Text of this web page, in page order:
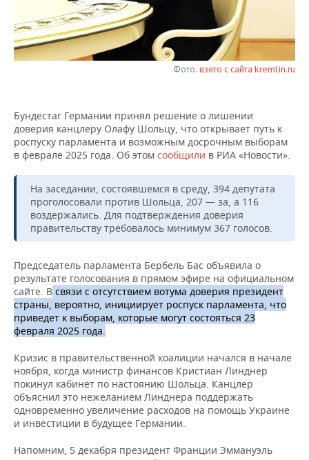
НЕФТЕХИМИЯ
НЕФТЬ
РОЗНИЧНАЯ ТОРГОВЛЯ
ТРАНСПОРТ
НОВОСТИ ТЕХНОЛОГИЙ
IT
ТЕЛЕКОММУНИКАЦИИ
МЕРОПРИЯТИЯ
НОВОСТИ МЕРОПРИЯТИЙ
БИЗНЕС-БРАНЧИ
ONLINE-КОНФЕРЕНЦИИ
ОТКРЫТАЯ ЛЕКЦИЯ
СПОРТ
ФУТБОЛ
ХОККЕЙ
БАСКЕТБОЛ
ВОЛЕЙБОЛ
ФИГУРНОЕ КАТАНИЕ
ВОДНЫЕ ВИДЫ СПОРТА
НОВОСТИ ОБЩЕСТВА
ВЛАСТЬ
ИНФРАСТРУКТУРА
ИСТОРИЯ
МЕДИЦИНА
ОБРАЗОВАНИЕ
ФОТОГАЛЕРЕЯ
СЮЖЕТЫ
СПРАВОЧНИК
СПИСОК ПЕРСОН
ПОЛНАЯ ВЕРСИЯ
Фото: взято с сайта kremlin.ru
Бундестаг Германии принял решение о лишении
доверия канцлеру Олафу Шольцу, что открывает путь к
роспуску парламента и возможным досрочным выборам
в феврале 2025 года. Об этом сообщили в РИА «Новости».
На заседании, состоявшемся в среду, 394 депутата
проголосовали против Шольца, 207 — за, а 116
воздержались. Для подтверждения доверия
правительству требовалось минимум 367 голосов.
Председатель парламента Бербель Бас объявила о
результате голосования в прямом эфире на официальном
сайте. В связи с отсутствием вотума доверия президент
страны, вероятно, инициирует роспуск парламента, что
приведет к выборам, которые могут состояться 23
февраля 2025 года.
Кризис в правительственной коалиции начался в начале
ноября, когда министр финансов Кристиан Линднер
покинул кабинет по настоянию Шольца. Канцлер
объяснил это нежеланием Линднера поддержать
одновременно увеличение расходов на помощь Украине
и инвестиции в будущее Германии.
Напомним, 5 декабря президент Франции Эммануэль